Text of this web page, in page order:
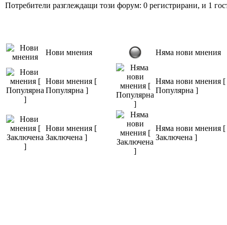
Потребители разглеждащи този форум: 0 регистрирани, и 1
Нови мнения Няма нови мнения
Нови мнения [
Популярна ]
Няма нови мнения [
Популярна ]
Нови мнения [
Заключена ]
Няма нови мнения [
Заключена ]